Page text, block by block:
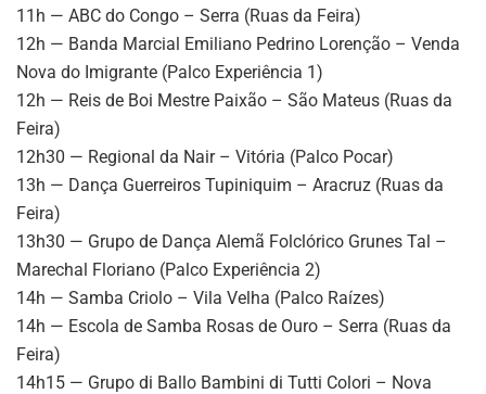
11h — ABC do Congo – Serra (Ruas da Feira)
12h — Banda Marcial Emiliano Pedrino Lorenção – Venda
Nova do Imigrante (Palco Experiência 1)
12h — Reis de Boi Mestre Paixão – São Mateus (Ruas da
Feira)
12h30 — Regional da Nair – Vitória (Palco Pocar)
13h — Dança Guerreiros Tupiniquim – Aracruz (Ruas da
Feira)
13h30 — Grupo de Dança Alemã Folclórico Grunes Tal –
Marechal Floriano (Palco Experiência 2)
14h — Samba Criolo – Vila Velha (Palco Raízes)
14h — Escola de Samba Rosas de Ouro – Serra (Ruas da
Feira)
14h15 — Grupo di Ballo Bambini di Tutti Colori – Nova